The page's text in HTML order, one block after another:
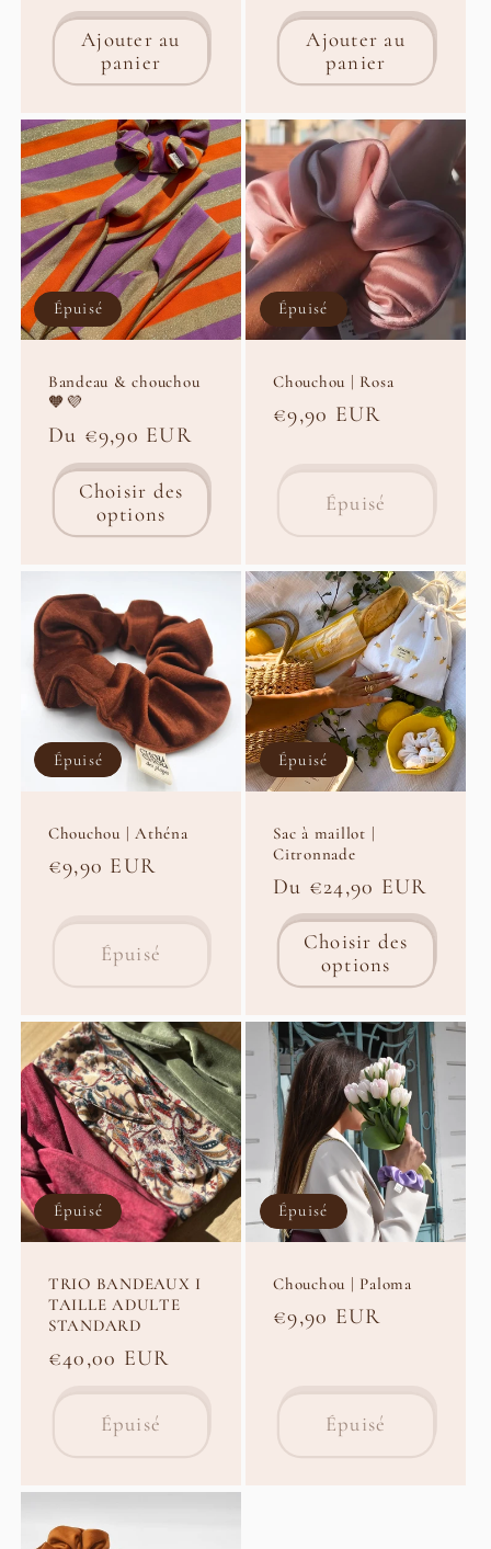
habituel
Ajouter au
panier
Ajouter au
panier
Épuisé
Bandeau & chouchou
🧡💜
Prix
habituel
Du €9,90 EUR
Choisir des
options
Épuisé
Chouchou | Rosa
Prix
€9,90 EUR
Épuisé
Épuisé
Chouchou | Athéna
Prix
€9,90 EUR
Épuisé
Épuisé
Sac à maillot |
Citronnade
Prix
habituel
Du €24,90 EUR
Choisir des
options
Épuisé
TRIO BANDEAUX I
TAILLE ADULTE
STANDARD
Prix
€40,00 EUR
Épuisé
Épuisé
Chouchou | Paloma
Prix
€9,90 EUR
Épuisé